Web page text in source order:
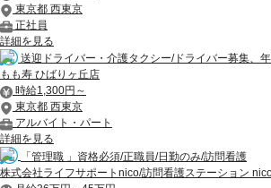
東京都 西東京
正社員
詳細を見る
送迎ドライバー・介護タクシー/ドライバー募集、
もも寿 ひばりヶ丘店
時給1,300円～
東京都 西東京
アルバイト・パート
詳細を見る
「管理職 」資格必須/正職員/日勤のみ/訪問看護
株式会社ライフサポートnico/訪問看護ステーション